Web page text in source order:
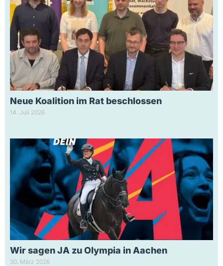
Neue Koalition im Rat beschlossen
14. Juli 2026
Wir sagen JA zu Olympia in Aachen
30. März 2026